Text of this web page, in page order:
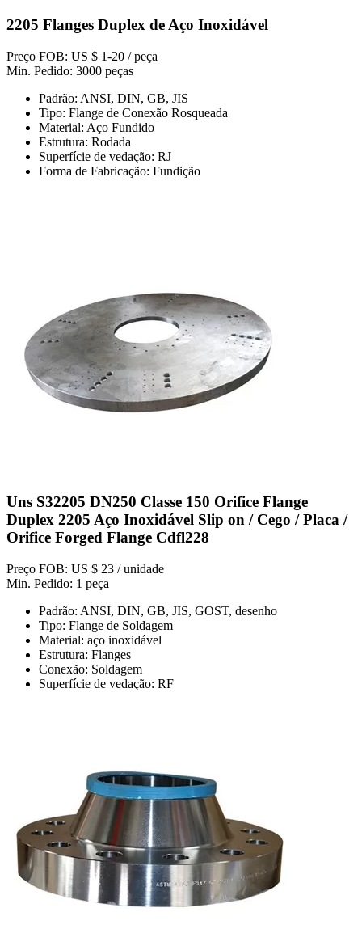
2205 Flanges Duplex de Aço Inoxidável
Preço FOB: US $ 1-20 / peça
Min. Pedido: 3000 peças
Padrão: ANSI, DIN, GB, JIS
Tipo: Flange de Conexão Rosqueada
Material: Aço Fundido
Estrutura: Rodada
Superfície de vedação: RJ
Forma de Fabricação: Fundição
Uns S32205 DN250 Classe 150 Orifice Flange
Duplex 2205 Aço Inoxidável Slip on / Cego / Placa /
Orifice Forged Flange Cdfl228
Preço FOB: US $ 23 / unidade
Min. Pedido: 1 peça
Padrão: ANSI, DIN, GB, JIS, GOST, desenho
Tipo: Flange de Soldagem
Material: aço inoxidável
Estrutura: Flanges
Conexão: Soldagem
Superfície de vedação: RF